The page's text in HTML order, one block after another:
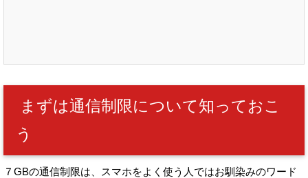
まずは通信制限について知っておこ
う
７GBの通信制限は、スマホをよく使う人ではお馴染みのワード